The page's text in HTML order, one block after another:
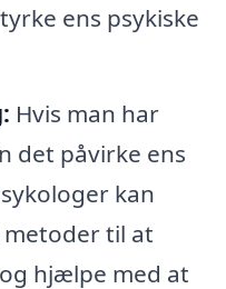
ens psykiske
Hvis man har
det påvirke ens
kan
til at
hjælpe med at